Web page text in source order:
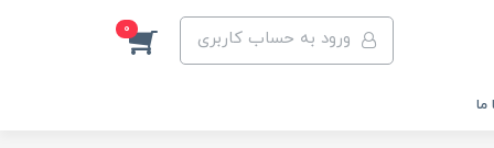
ورود به حساب کاربری 0
ما